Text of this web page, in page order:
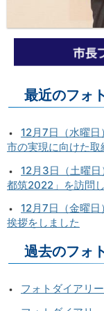
最近のフォ
12月7日（水曜
市の実現に向けた
12月3日（土曜
都筑2022」を訪問
12月7日（金曜
挨拶をしました
過去のフォ
フォトダイアリ